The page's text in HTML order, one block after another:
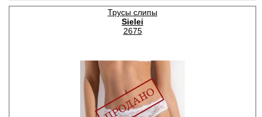
Эластан 15%
Полиамид 85%
Трусы слипы
Sielei
2675